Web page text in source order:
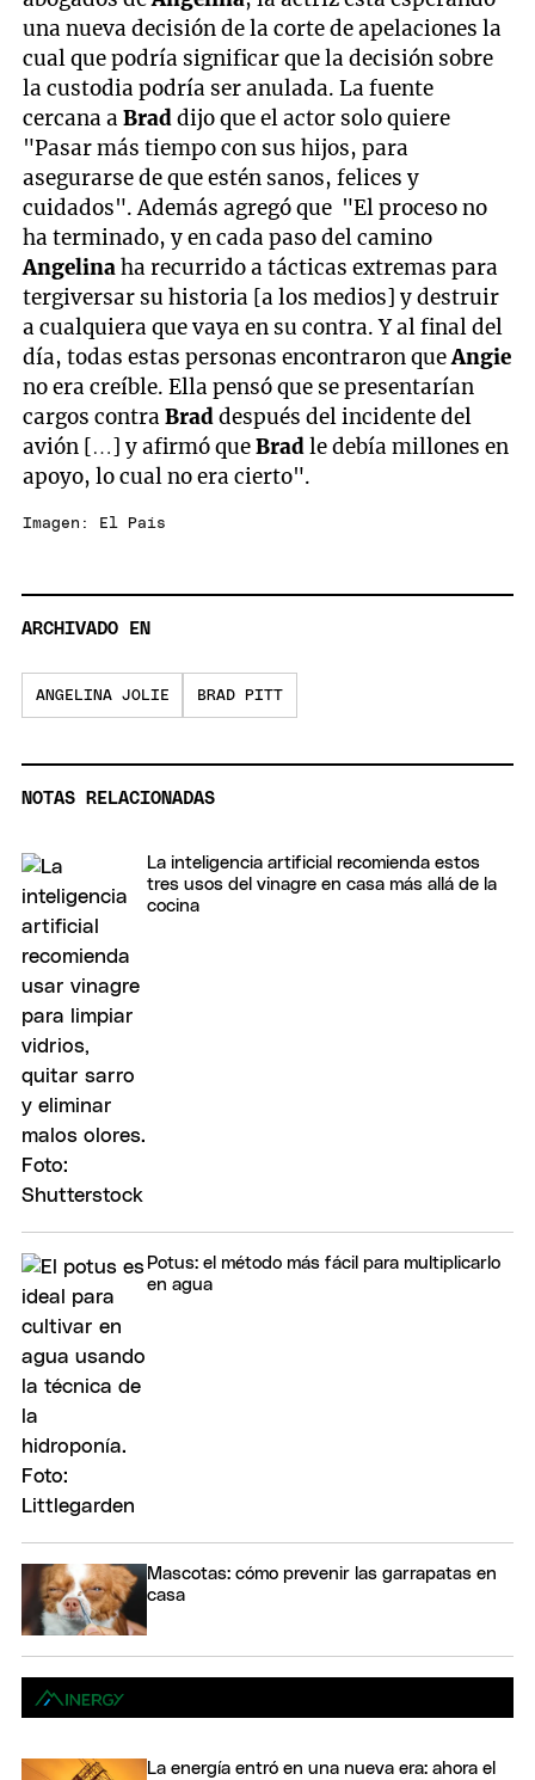
una nueva decisión de la corte de apelaciones la
cual que podría significar que la decisión sobre
la custodia podría ser anulada. La fuente
cercana aBraddijo que el actor solo quiere
"Pasar más tiempo con sus hijos, para
asegurarse de que estén sanos, felices y
cuidados". Además agregó que "El proceso no
ha terminado, y en cada paso del camino
Angelinaha recurrido a tácticas extremas para
tergiversar su historia [a los medios] y destruir
a cualquiera que vaya en su contra. Y al final del
día, todas estas personas encontraron queAngie
no era creíble. Ella pensó que se presentarían
cargos contraBraddespués del incidente del
avión […] y afirmó queBradle debía millones en
apoyo, lo cual no era cierto".
Imagen: El País
ARCHIVADO EN
ANGELINA JOLIE BRAD PITT
NOTAS RELACIONADAS
La inteligencia artificial recomienda estos
tres usos del vinagre en casa más allá de la
cocina
Potus: el método más fácil para multiplicarlo
en agua
Mascotas: cómo prevenir las garrapatas en
casa
La energía entró en una nueva era: ahora el